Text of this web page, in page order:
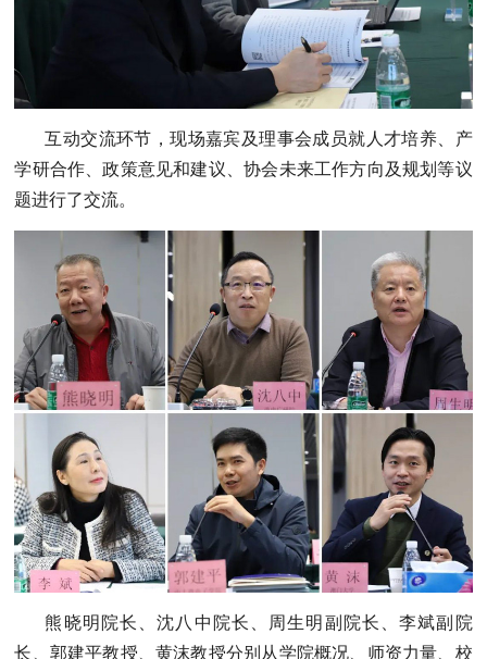
互动交流环节，现场嘉宾及理事会成员就人才培养、产
学研合作、政策意见和建议、协会未来工作方向及规划等议
题进行了交流。
熊晓明院长、沈八中院长、周生明副院长、李斌副院
长、郭建平教授、黄沫教授分别从学院概况、师资力量、校